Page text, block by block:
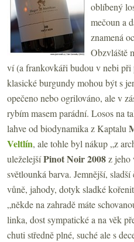
oblíbený
mečoun a
znamená
Obzvláště
ví (a frankovkáři budou v nebi při
klasické burgundy mohou být s
opečeno nebo ogrilováno, ale v
rybím masem parádní. Losos na
lahve od biodynamika z Kaptalu
Veltlín, ale tohle byl nákup „z
uleželejšíPinot Noir 2008z jeho
světlounká barva. Jemnější,
vůně, jahody, dotyk sladké
„někde na zahradě máte
linka, dost sympatické a na věk
chuti středně plné, suché ale s